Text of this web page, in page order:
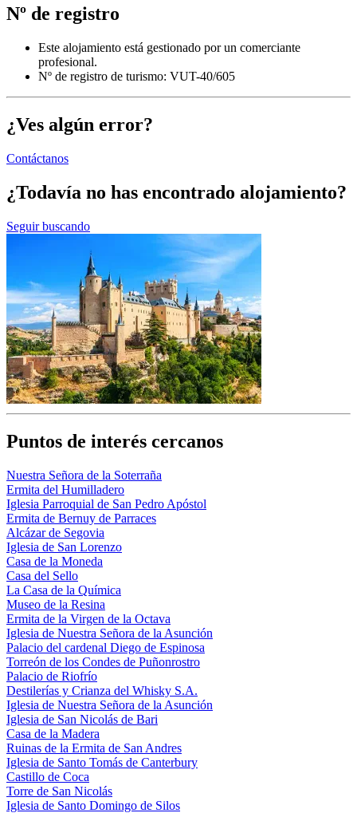
Nº de registro
Este alojamiento está gestionado por un comerciante
profesional.
Nº de registro de turismo: VUT-40/605
¿Ves algún error?
Contáctanos
¿Todavía no has encontrado alojamiento?
Seguir buscando
Puntos de interés cercanos
Nuestra Señora de la Soterraña
Ermita del Humilladero
Iglesia Parroquial de San Pedro Apóstol
Ermita de Bernuy de Parraces
Alcázar de Segovia
Iglesia de San Lorenzo
Casa de la Moneda
Casa del Sello
La Casa de la Química
Museo de la Resina
Ermita de la Virgen de la Octava
Iglesia de Nuestra Señora de la Asunción
Palacio del cardenal Diego de Espinosa
Torreón de los Condes de Puñonrostro
Palacio de Riofrío
Destilerías y Crianza del Whisky S.A.
Iglesia de Nuestra Señora de la Asunción
Iglesia de San Nicolás de Bari
Casa de la Madera
Ruinas de la Ermita de San Andres
Iglesia de Santo Tomás de Canterbury
Castillo de Coca
Torre de San Nicolás
Iglesia de Santo Domingo de Silos